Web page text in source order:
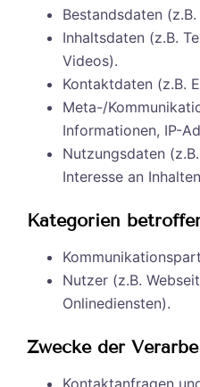
Bestandsdaten
Inhaltsdaten (z.B.
Videos).
Kontaktdaten (z.B.
Meta-/
Informationen, IP-
Nutzungsdaten
Interesse an
Kategorien
Nutzer (z.B.
Onlinediensten).
Zwecke der
Kontaktanfragen